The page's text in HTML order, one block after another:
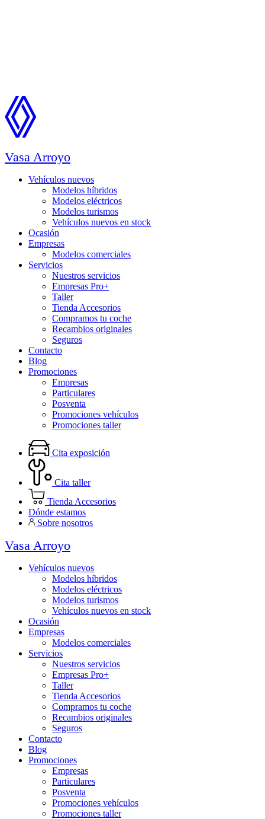
Vasa Arroyo
Vehículos nuevos
Modelos híbridos
Modelos eléctricos
Modelos turismos
Vehículos nuevos en stock
Ocasión
Empresas
Modelos comerciales
Servicios
Nuestros servicios
Empresas Pro+
Taller
Tienda Accesorios
Compramos tu coche
Recambios originales
Seguros
Contacto
Blog
Promociones
Empresas
Particulares
Posventa
Promociones vehículos
Promociones taller
Cita exposición
Cita taller
Tienda Accesorios
Dónde estamos
Sobre nosotros
Vasa Arroyo
Vehículos nuevos
Modelos híbridos
Modelos eléctricos
Modelos turismos
Vehículos nuevos en stock
Ocasión
Empresas
Modelos comerciales
Servicios
Nuestros servicios
Empresas Pro+
Taller
Tienda Accesorios
Compramos tu coche
Recambios originales
Seguros
Contacto
Blog
Promociones
Empresas
Particulares
Posventa
Promociones vehículos
Promociones taller